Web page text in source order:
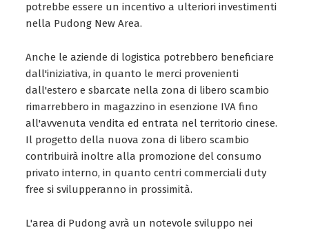
potrebbe essere un incentivo a ulteriori investimenti
nella Pudong New Area.
Anche le aziende di logistica potrebbero beneficiare
dall'iniziativa, in quanto le merci provenienti
dall'estero e sbarcate nella zona di libero scambio
rimarrebbero in magazzino in esenzione IVA fino
all'avvenuta vendita ed entrata nel territorio cinese.
Il progetto della nuova zona di libero scambio
contribuirà inoltre alla promozione del consumo
privato interno, in quanto centri commerciali duty
free si svilupperanno in prossimità.
L'area di Pudong avrà un notevole sviluppo nei